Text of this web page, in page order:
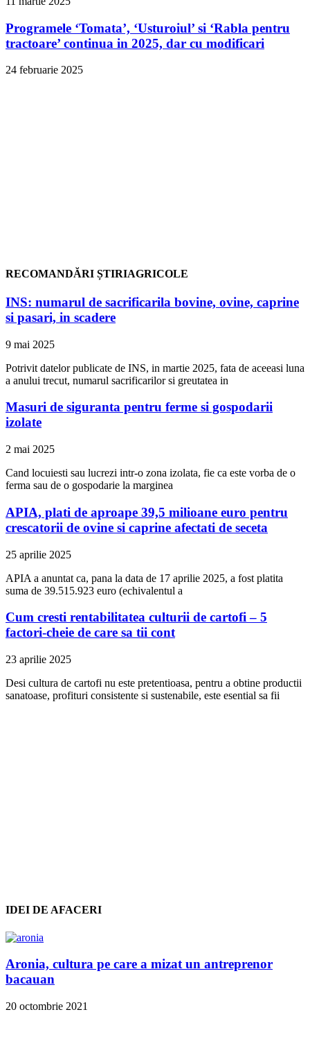
Programele ‘Tomata’, ‘Usturoiul’ si ‘Rabla pentru
tractoare’ continua in 2025, dar cu modificari
24 februarie 2025
RECOMANDĂRI ȘTIRIAGRICOLE
INS: numarul de sacrificarila bovine, ovine, caprine
si pasari, in scadere
9 mai 2025
Potrivit datelor publicate de INS, in martie 2025, fata de aceeasi luna
a anului trecut, numarul sacrificarilor si greutatea in
Masuri de siguranta pentru ferme si gospodarii
izolate
2 mai 2025
Cand locuiesti sau lucrezi intr-o zona izolata, fie ca este vorba de o
ferma sau de o gospodarie la marginea
APIA, plati de aproape 39,5 milioane euro pentru
crescatorii de ovine si caprine afectati de seceta
25 aprilie 2025
APIA a anuntat ca, pana la data de 17 aprilie 2025, a fost platita
suma de 39.515.923 euro (echivalentul a
Cum cresti rentabilitatea culturii de cartofi – 5
factori-cheie de care sa tii cont
23 aprilie 2025
Desi cultura de cartofi nu este pretentioasa, pentru a obtine productii
sanatoase, profituri consistente si sustenabile, este esential sa fii
IDEI DE AFACERI
Aronia, cultura pe care a mizat un antreprenor
bacauan
20 octombrie 2021